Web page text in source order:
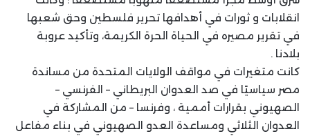
انقلابات و ثورات في أهدافها تحرير فلسطين وحق شعبها
في تقرير مصيره في الحياة الحرة الكريمة، وتأكيد عروبة
بلادنا .
كانت متغيرات في مواقف الولايات المتحدة من مساندة
مصر سياسيًا في صد العدوان البريطاني – الفرنسي –
الصهيوني بقرارات أممية ، وفرنسا – من المشاركة في
العدوان الثلاثي ومساعدة العدو الصهيوني في بناء مفاعل